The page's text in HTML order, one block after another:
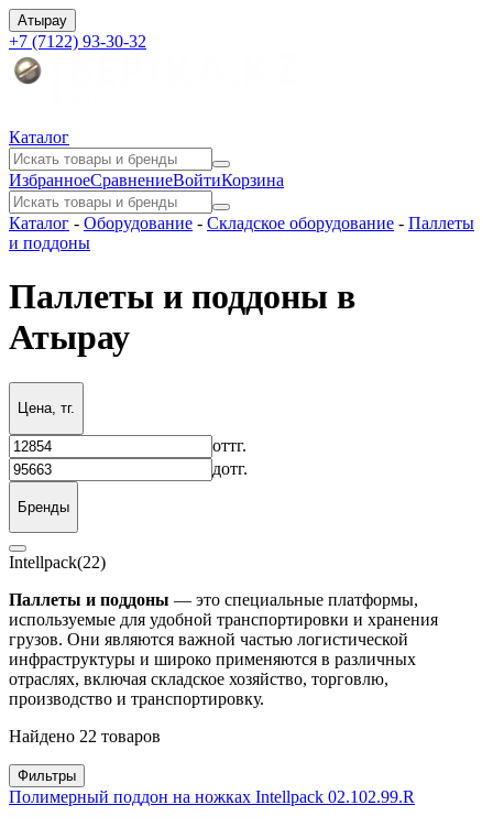
Атырау
+7 (7122) 93-30-32
Каталог
ИзбранноеСравнениеВойтиКорзина
Каталог - Оборудование - Складское оборудование - Паллеты
и поддоны
Паллеты и поддоны в
Атырау
Цена, тг.
оттг.
дотг.
Бренды
Intellpack(22)
Паллеты и поддоны — это специальные платформы,
используемые для удобной транспортировки и хранения
грузов. Они являются важной частью логистической
инфраструктуры и широко применяются в различных
отраслях, включая складское хозяйство, торговлю,
производство и транспортировку.
Найдено 22 товаров
Фильтры
Полимерный поддон на ножках Intellpack 02.102.99.R